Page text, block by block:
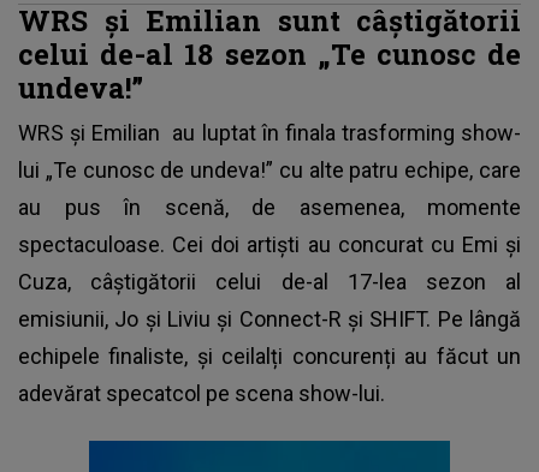
WRS și Emilian sunt câștigătorii
celui de-al 18 sezon „Te cunosc de
undeva!”
WRS și Emilian au luptat în finala trasforming show-
lui „Te cunosc de undeva!” cu alte patru echipe, care
au pus în scenă, de asemenea, momente
spectaculoase. Cei doi artiști au concurat cu Emi și
Cuza, câștigătorii celui de-al 17-lea sezon al
emisiunii, Jo și Liviu și Connect-R și SHIFT. Pe lângă
echipele finaliste, și ceilalți concurenți au făcut un
adevărat specatcol pe scena show-lui.